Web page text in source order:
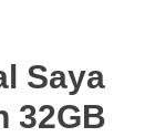
Saya
32GB